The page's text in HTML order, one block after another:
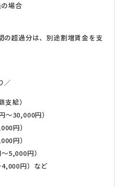
場合
の超過分は、別途割増賃金を支
／
給）
～30,000円）
円）
円）
5,000円）
円）など